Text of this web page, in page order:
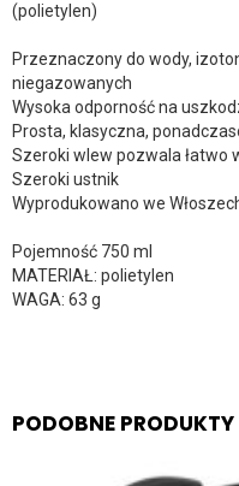
(polietylen)
Przeznaczony do wody,
niegazowanych
Wysoka odporność na
Prosta, klasyczna,
Szeroki wlew pozwala łatwo
Szeroki ustnik
Wyprodukowano we
Pojemność 750 ml
MATERIAŁ: polietylen
WAGA: 63 g
PODOBNE PRODUKTY